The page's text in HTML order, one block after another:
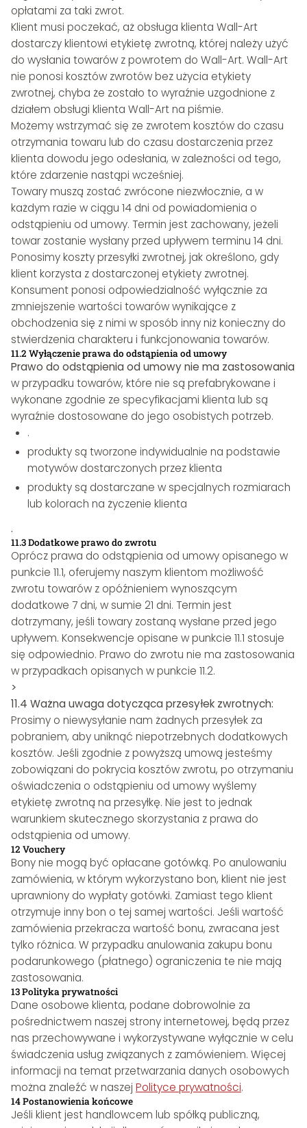
opłatami za taki zwrot.
Klient musi poczekać, aż obsługa klienta Wall-Art
dostarczy klientowi etykietę zwrotną, której należy użyć
do wysłania towarów z powrotem do Wall-Art. Wall-Art
nie ponosi kosztów zwrotów bez użycia etykiety
zwrotnej, chyba że zostało to wyraźnie uzgodnione z
działem obsługi klienta Wall-Art na piśmie.
Możemy wstrzymać się ze zwrotem kosztów do czasu
otrzymania towaru lub do czasu dostarczenia przez
klienta dowodu jego odesłania, w zależności od tego,
które zdarzenie nastąpi wcześniej.
Towary muszą zostać zwrócone niezwłocznie, a w
każdym razie w ciągu 14 dni od powiadomienia o
odstąpieniu od umowy. Termin jest zachowany, jeżeli
towar zostanie wysłany przed upływem terminu 14 dni.
Ponosimy koszty przesyłki zwrotnej, jak określono, gdy
klient korzysta z dostarczonej etykiety zwrotnej.
Konsument ponosi odpowiedzialność wyłącznie za
zmniejszenie wartości towarów wynikające z
obchodzenia się z nimi w sposób inny niż konieczny do
stwierdzenia charakteru i funkcjonowania towarów.
11.2 Wyłączenie prawa do odstąpienia od umowy
Prawo do odstąpienia od umowy nie ma zastosowania
w przypadku towarów, które nie są prefabrykowane i
wykonane zgodnie ze specyfikacjami klienta lub są
wyraźnie dostosowane do jego osobistych potrzeb.
.
produkty są tworzone indywidualnie na podstawie
motywów dostarczonych przez klienta
produkty są dostarczane w specjalnych rozmiarach
lub kolorach na życzenie klienta
.
11.3 Dodatkowe prawo do zwrotu
Oprócz prawa do odstąpienia od umowy opisanego w
punkcie 11.1, oferujemy naszym klientom możliwość
zwrotu towarów z opóźnieniem wynoszącym
dodatkowe 7 dni, w sumie 21 dni. Termin jest
dotrzymany, jeśli towary zostaną wysłane przed jego
upływem. Konsekwencje opisane w punkcie 11.1 stosuje
się odpowiednio. Prawo do zwrotu nie ma zastosowania
w przypadkach opisanych w punkcie 11.2.
>
11.4 Ważna uwaga dotycząca przesyłek zwrotnych:
Prosimy o niewysyłanie nam żadnych przesyłek za
pobraniem, aby uniknąć niepotrzebnych dodatkowych
kosztów. Jeśli zgodnie z powyższą umową jesteśmy
zobowiązani do pokrycia kosztów zwrotu, po otrzymaniu
oświadczenia o odstąpieniu od umowy wyślemy
etykietę zwrotną na przesyłkę. Nie jest to jednak
warunkiem skutecznego skorzystania z prawa do
odstąpienia od umowy.
12 Vouchery
Bony nie mogą być opłacane gotówką. Po anulowaniu
zamówienia, w którym wykorzystano bon, klient nie jest
uprawniony do wypłaty gotówki. Zamiast tego klient
otrzymuje inny bon o tej samej wartości. Jeśli wartość
zamówienia przekracza wartość bonu, zwracana jest
tylko różnica. W przypadku anulowania zakupu bonu
podarunkowego (płatnego) ograniczenia te nie mają
zastosowania.
13 Polityka prywatności
Dane osobowe klienta, podane dobrowolnie za
pośrednictwem naszej strony internetowej, będą przez
nas przechowywane i wykorzystywane wyłącznie w celu
świadczenia usług związanych z zamówieniem. Więcej
informacji na temat przetwarzania danych osobowych
można znaleźć w naszej Polityce prywatności.
14 Postanowienia końcowe
Jeśli klient jest handlowcem lub spółką publiczną,